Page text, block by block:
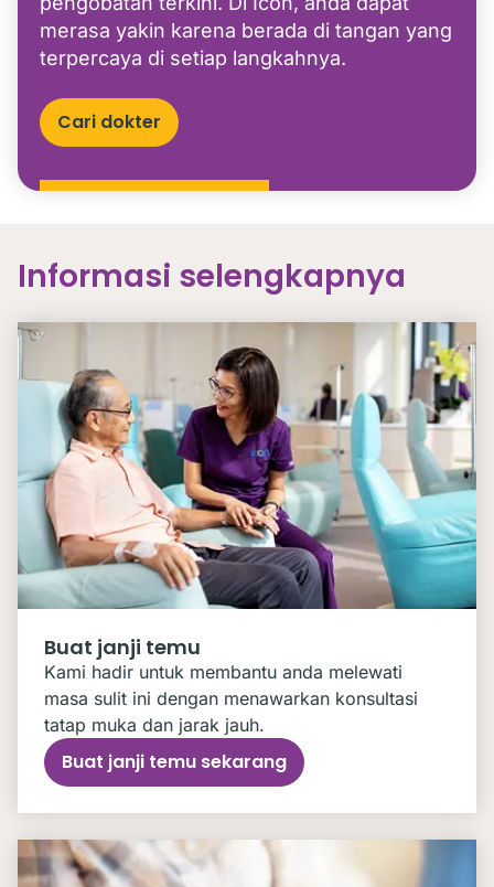
merasa yakin karena berada di tangan yang
terpercaya di setiap langkahnya.
Cari dokter
Informasi selengkapnya
Buat janji temu
Kami hadir untuk membantu anda melewati
masa sulit ini dengan menawarkan konsultasi
tatap muka dan jarak jauh.
Buat janji temu sekarang